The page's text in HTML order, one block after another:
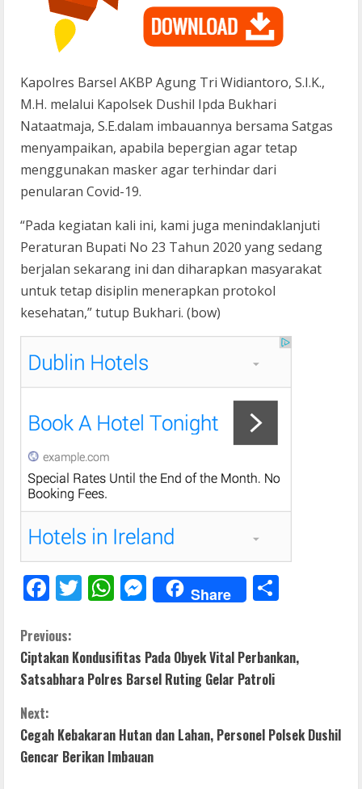
Kapolres Barsel AKBP Agung Tri Widiantoro, S.I.K.,
M.H. melalui Kapolsek Dushil Ipda Bukhari
Nataatmaja, S.E.dalam imbauannya bersama Satgas
menyampaikan, apabila bepergian agar tetap
menggunakan masker agar terhindar dari
penularan Covid-19.
“Pada kegiatan kali ini, kami juga menindaklanjuti
Peraturan Bupati No 23 Tahun 2020 yang sedang
berjalan sekarang ini dan diharapkan masyarakat
untuk tetap disiplin menerapkan protokol
kesehatan,” tutup Bukhari. (bow)
F
e
b
o
k
T
er
W
s
A
p
M
e
e
n
er
Share
e
C
o
n
t
Previous:
Ciptakan Kondusifitas Pada Obyek Vital Perbankan,
Satsabhara Polres Barsel Ruting Gelar Patroli
Next:
Cegah Kebakaran Hutan dan Lahan, Personel Polsek Dushil
Gencar Berikan Imbauan